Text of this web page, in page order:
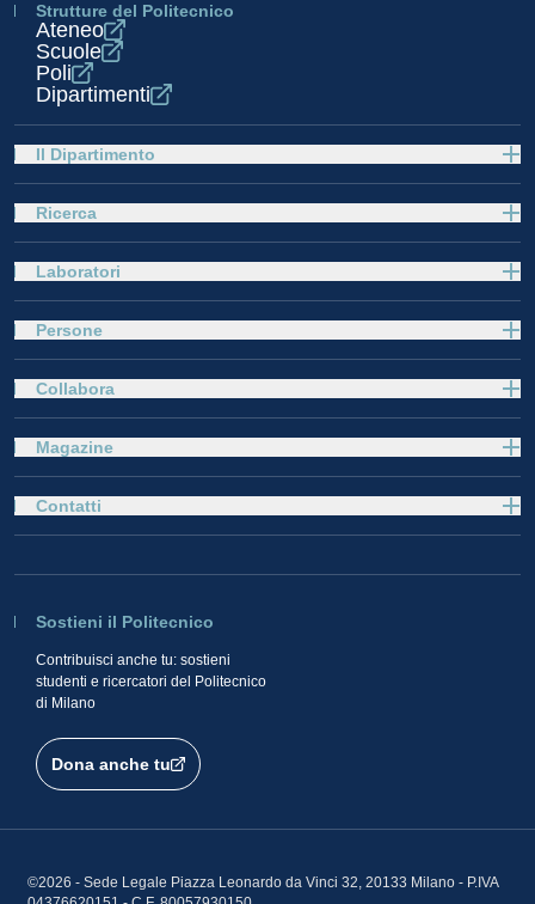
Strutture del Politecnico
Ateneo
Scuole
Poli
Dipartimenti
Il Dipartimento
Ricerca
Laboratori
Persone
Collabora
Magazine
Sostieni il Politecnico
Contribuisci anche tu: sostieni
studenti e ricercatori del Politecnico
di Milano
Dona anche tu
Contatti
©2026 - Sede Legale Piazza Leonardo da Vinci 32, 20133 Milano - P.IVA